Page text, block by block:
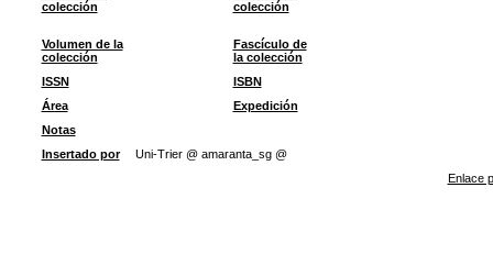
colección
colección
Volumen de la
colección
Fascículo de
la colección
ISSN
ISBN
Área
Expedición
Notas
Insertado por
Uni-Trier @ amaranta_sg @
Enlace